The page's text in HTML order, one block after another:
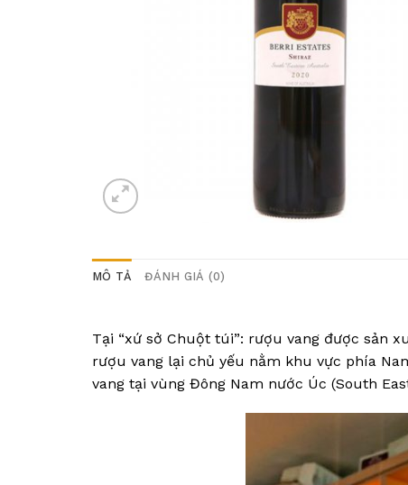
MÔ TẢ ĐÁNH GIÁ (0)
Tại “xứ sở Chuột túi”: rượu vang được sản
rượu vang lại chủ yếu nằm khu vực phía
vang tại vùng Đông Nam nước Úc (South